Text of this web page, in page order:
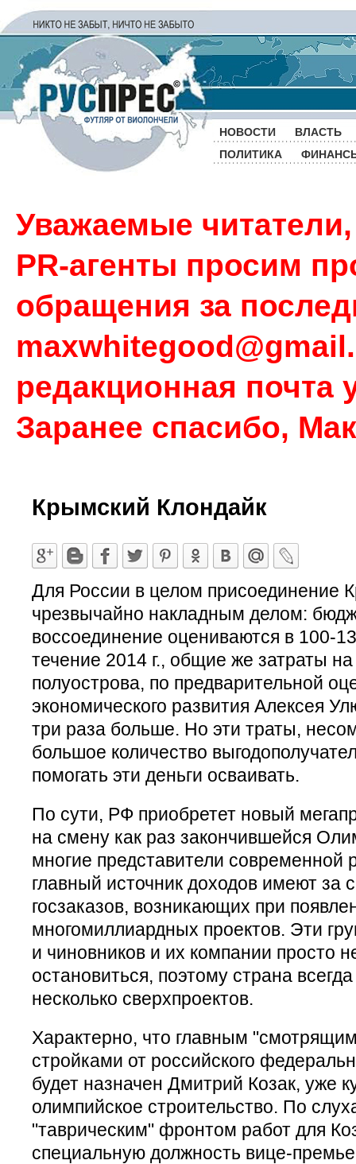
НОВОСТИ
ВЛАСТЬ
ПОЛИТИКА
Уважаемые
PR-агенты просим
обращения за
редакционная почта
Заранее спасибо,
Крымский Клондайк
Для России в целом присоединение
чрезвычайно накладным делом:
воссоединение оцениваются в 100-
течение 2014 г., общие же затраты
полуострова, по предварительной
экономического развития Алексея
три раза больше. Но эти траты,
большое количество
помогать эти деньги осваивать.
По сути, РФ приобретет новый
на смену как раз закончившейся
многие представители современной
главный источник доходов имеют за
госзаказов, возникающих при
многомиллиардных проектов. Эти
и чиновников и их компании просто
остановиться, поэтому страна
несколько сверхпроектов.
Характерно, что главным
стройками от российского
будет назначен Дмитрий Козак, уже
олимпийское строительство. По
"таврическим" фронтом работ для
специальную должность вице-